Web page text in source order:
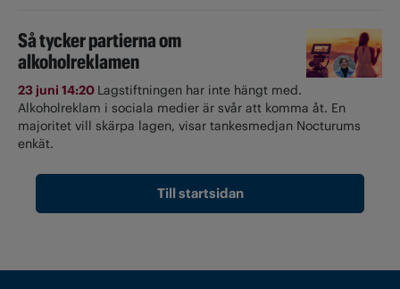
Så tycker partierna om
alkoholreklamen
23 juni 14:20 Lagstiftningen har inte hängt med.
Alkoholreklam i sociala medier är svår att komma åt. En
majoritet vill skärpa lagen, visar tankesmedjan Nocturums
enkät.
Till startsidan